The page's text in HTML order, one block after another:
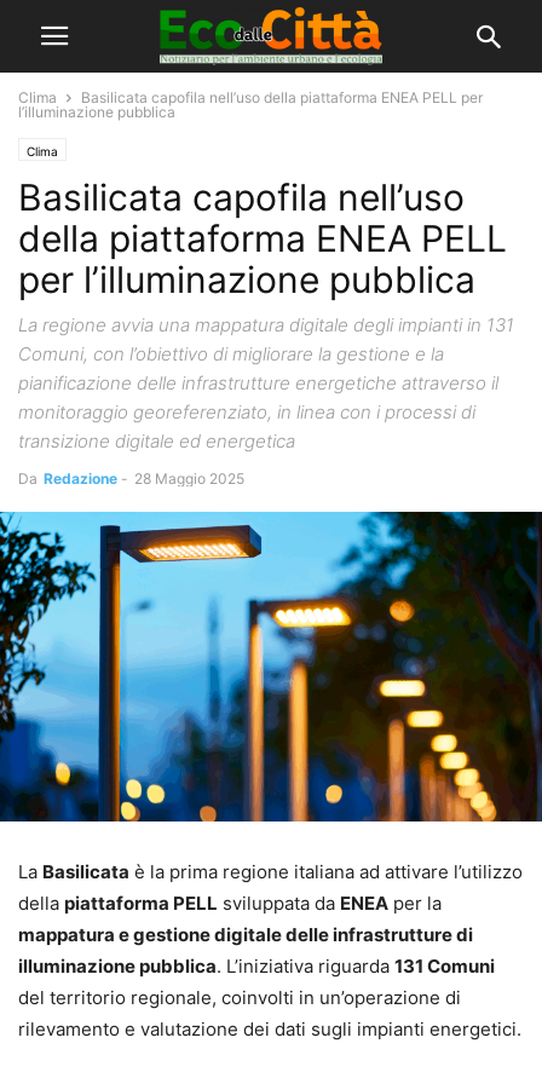
Clima
Basilicata capofila nell’uso della piattaforma ENEA PELL per
l’illuminazione pubblica
Clima
Basilicata capofila nell’uso
della piattaforma ENEA PELL
per l’illuminazione pubblica
La regione avvia una mappatura digitale degli impianti in 131
Comuni, con l’obiettivo di migliorare la gestione e la
pianificazione delle infrastrutture energetiche attraverso il
monitoraggio georeferenziato, in linea con i processi di
transizione digitale ed energetica
Da Redazione - 28 Maggio 2025
La Basilicata è la prima regione italiana ad attivare l’utilizzo
della piattaforma PELL sviluppata da ENEA per la
mappatura e gestione digitale delle infrastrutture di
illuminazione pubblica. L’iniziativa riguarda 131 Comuni
del territorio regionale, coinvolti in un’operazione di
rilevamento e valutazione dei dati sugli impianti energetici.